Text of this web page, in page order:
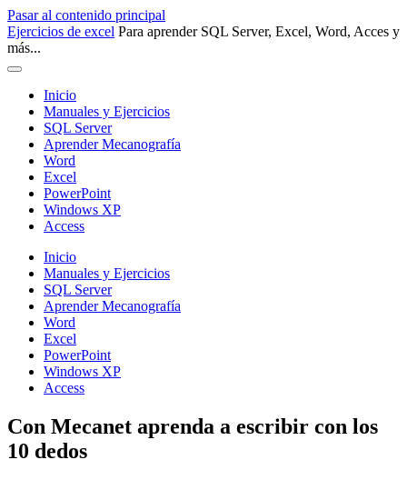
Pasar al contenido principal
Ejercicios de excel Para aprender SQL Server, Excel, Word, Acces y
más...
Inicio
Manuales y Ejercicios
SQL Server
Aprender Mecanografía
Word
Excel
PowerPoint
Windows XP
Access
Inicio
Manuales y Ejercicios
SQL Server
Aprender Mecanografía
Word
Excel
PowerPoint
Windows XP
Access
Con Mecanet aprenda a escribir con los
10 dedos